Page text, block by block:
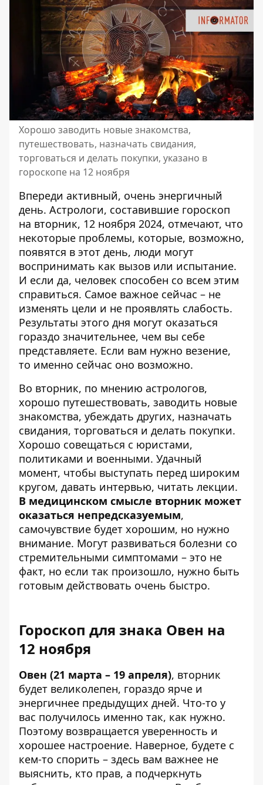
Хорошо заводить новые знакомства,
путешествовать, назначать свидания,
торговаться и делать покупки, указано в
гороскопе на 12 ноября
Впереди активный, очень энергичный
день. Астрологи, составившие гороскоп
на вторник, 12 ноября 2024, отмечают, что
некоторые проблемы, которые, возможно,
появятся в этот день, люди могут
воспринимать как вызов или испытание.
И если да, человек способен со всем этим
справиться. Самое важное сейчас – не
изменять цели и не проявлять слабость.
Результаты этого дня могут оказаться
гораздо значительнее, чем вы себе
представляете. Если вам нужно везение,
то именно сейчас оно возможно.
Во вторник, по мнению астрологов,
хорошо путешествовать, заводить новые
знакомства, убеждать других, назначать
свидания, торговаться и делать покупки.
Хорошо совещаться с юристами,
политиками и военными. Удачный
момент, чтобы выступать перед широким
кругом, давать интервью, читать лекции.
В медицинском смысле вторник может
оказаться непредсказуемым,
самочувствие будет хорошим, но нужно
внимание. Могут развиваться болезни со
стремительными симптомами – это не
факт, но если так произошло, нужно быть
готовым действовать очень быстро.
Гороскоп для знака Овен на
12 ноября
Овен (21 марта – 19 апреля), вторник
будет великолепен, гораздо ярче и
энергичнее предыдущих дней. Что-то у
вас получилось именно так, как нужно.
Поэтому возвращается уверенность и
хорошее настроение. Наверное, будете с
кем-то спорить – здесь вам важнее не
выяснить, кто прав, а подчеркнуть